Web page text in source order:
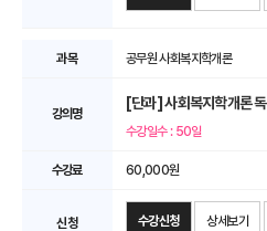
공무원 사회복지학개론
[단과] 사회복지학개론
수강일수 : 50일
60,000원
수강신청 상세보기